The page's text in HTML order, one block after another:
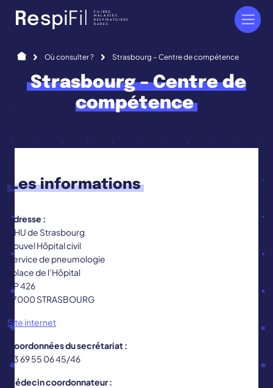
RespiFi FILIÈRE
MALADIES
RESPIRATOIRES
RARES
AccueilOù consulter ? Strasbourg – Centre de compétence
Strasbourg – Centre de
compétence
Les informations
Adresse :
CHU de Strasbourg
Nouvel Hôpital civil
Service de pneumologie
1 place de l’Hôpital
BP 426
67000 STRASBOURG
Site internet
Coordonnées du secrétariat :
03 69 55 06 45/46
Médecin coordonnateur :